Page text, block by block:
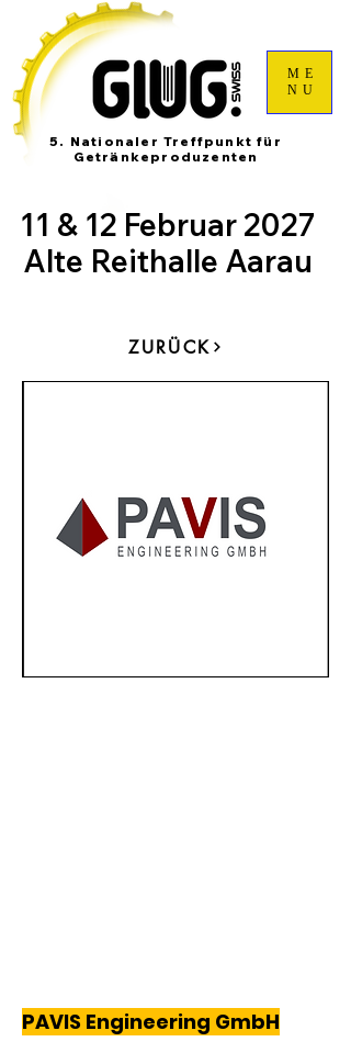
ME
NU
11 & 12 Februar 2027
Alte Reithalle Aarau
5. Nationaler Treffpunkt für
Getränkeproduzenten
ZURÜCK
PAVIS Engineering GmbH